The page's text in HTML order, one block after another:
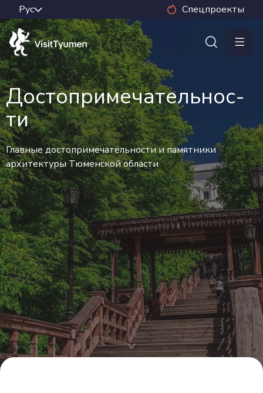
Спецпроекты
Досто­при­ме­ча­тель­нос­
ти
Главные достопримечательности и памятники
архитектуры Тюменской области